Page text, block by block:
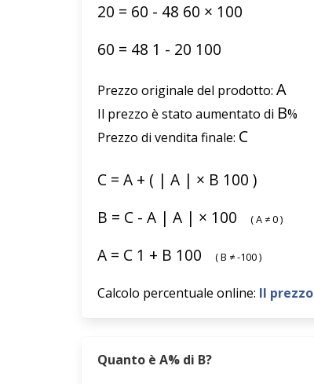
20 = 60 - 48 60 × 100
60 = 48 1 - 20 100
Prezzo originale del prodotto: A
Il prezzo è stato aumentato di B%
Prezzo di vendita finale: C
C = A + ( | A | × B 100 )
B = C - A | A | × 100 (A ≠0)
A = C 1 + B 100 (B ≠-100)
Calcolo percentuale online: Il
Quanto è A% di B?